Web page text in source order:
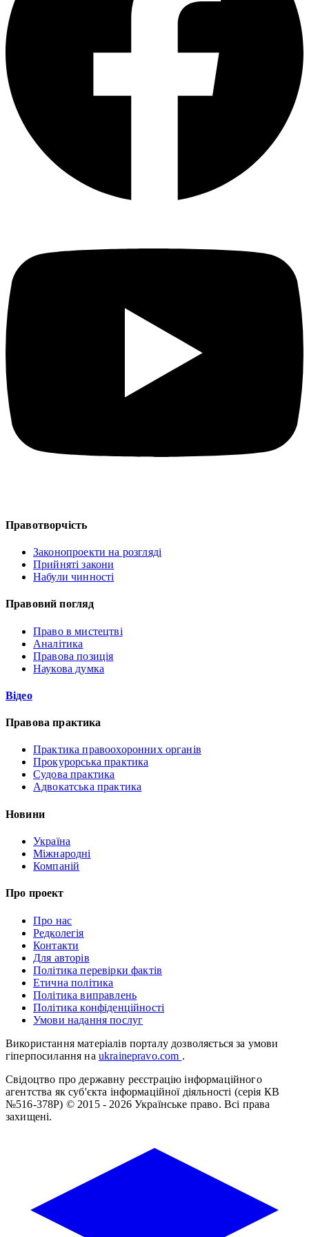
Правотворчість
Законопроекти на розгляді
Прийняті закони
Набули чинності
Правовий погляд
Право в мистецтві
Аналітика
Правова позиція
Наукова думка
Відео
Правова практика
Практика правоохоронних органів
Прокурорська практика
Судова практика
Адвокатська практика
Новини
Україна
Міжнародні
Компаній
Про проект
Про нас
Редколегія
Контакти
Для авторів
Політика перевірки фактів
Етична політика
Політика виправлень
Політика конфіденційності
Умови надання послуг
Використання матеріалів порталу дозволяється за умови
гіперпосилання на ukrainepravo.com .
Свідоцтво про державну реєстрацію інформаційного
агентства як суб'єкта інформаційної діяльності (серія КВ
№516-378Р) © 2015 - 2026 Українське право. Всі права
захищені.